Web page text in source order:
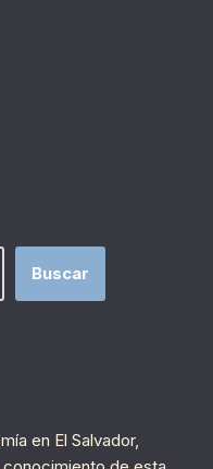
Buscar
en El Salvador,